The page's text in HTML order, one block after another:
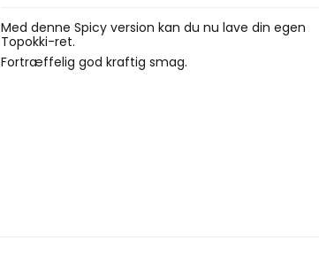
Med denne Spicy version kan du nu lave din egen
Topokki-ret.
Fortræffelig god kraftig smag.